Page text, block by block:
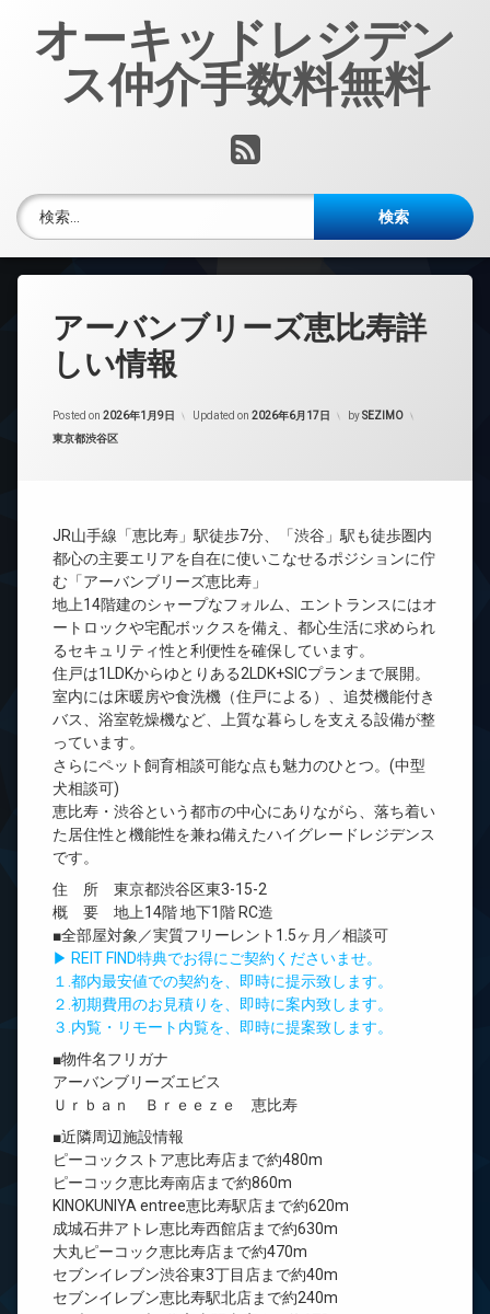
オーキッドレジデン
ス仲介手数料無料
RSS
検索:
アーバンブリーズ恵比寿詳
しい情報
Posted on 2026年1月9日 Updated on 2026年6月17日 bySEZIMO
カテゴリー:
東京都渋谷区
JR山手線「恵比寿」駅徒歩7分、「渋谷」駅も徒歩圏内
都心の主要エリアを自在に使いこなせるポジションに佇
む「アーバンブリーズ恵比寿」
地上14階建のシャープなフォルム、エントランスにはオ
ートロックや宅配ボックスを備え、都心生活に求められ
るセキュリティ性と利便性を確保しています。
住戸は1LDKからゆとりある2LDK+SICプランまで展開。
室内には床暖房や食洗機（住戸による）、追焚機能付き
バス、浴室乾燥機など、上質な暮らしを支える設備が整
っています。
さらにペット飼育相談可能な点も魅力のひとつ。(中型
犬相談可)
恵比寿・渋谷という都市の中心にありながら、落ち着い
た居住性と機能性を兼ね備えたハイグレードレジデンス
です。
住 所 東京都渋谷区東3-15-2
概 要 地上14階 地下1階 RC造
■全部屋対象／実質フリーレント1.5ヶ月／相談可
▶ REIT FIND特典でお得にご契約くださいませ。
１.都内最安値での契約を、即時に提示致します。
２.初期費用のお見積りを、即時に案内致します。
３.内覧・リモート内覧を、即時に提案致します。
■物件名フリガナ
アーバンブリーズエビス
Ｕｒｂａｎ Ｂｒｅｅｚｅ 恵比寿
■近隣周辺施設情報
ピーコックストア恵比寿店まで約480m
ピーコック恵比寿南店まで約860m
KINOKUNIYA entree恵比寿駅店まで約620m
成城石井アトレ恵比寿西館店まで約630m
大丸ピーコック恵比寿店まで約470m
セブンイレブン渋谷東3丁目店まで約40m
セブンイレブン恵比寿駅北店まで約240m